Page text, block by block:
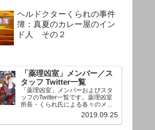
ヘルドクターくられの事件
簿：真夏のカレー屋のイン
ド人 その２
「薬理凶室」メンバー／ス
タッフ Twitter一覧
「薬理凶室」メンバーおよびスタ
ッフのTwitter一覧です。薬理凶室
所長・くられ氏による各々のメン
バーの一言紹介付き。Twitterへの
リンクの下にあるフォローボタン
を押すとそのままフォローできま
2019.09.25